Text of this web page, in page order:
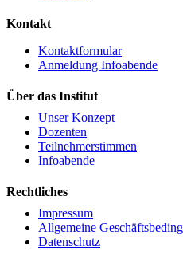
Kontakt
Kontaktformular
Anmeldung Infoabende
Über das Institut
Unser Konzept
Dozenten
Teilnehmerstimmen
Infoabende
Rechtliches
Impressum
Allgemeine
Datenschutz